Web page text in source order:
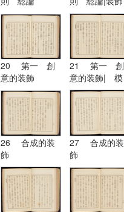
ノ原理
20 第一 創
意的装飾
21 第一 創
意的装飾| 模
擬的装飾
26 合成的装
飾
27 合成的装
飾